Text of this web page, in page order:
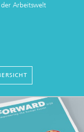
der Arbeitswelt